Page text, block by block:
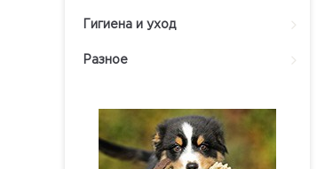
Гигиена и уход
Разное